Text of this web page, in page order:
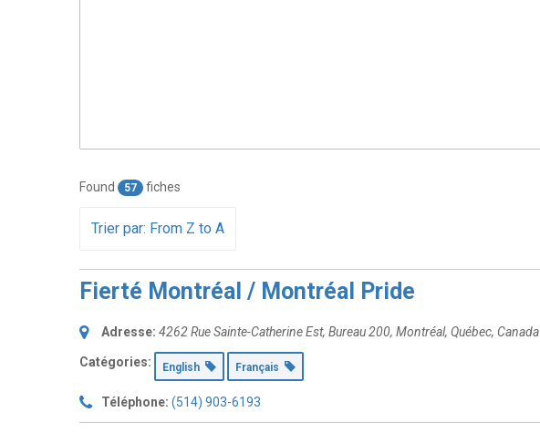
Found 57 fiches
Trier par: From Z to A
Fierté Montréal / Montréal Pride
Adresse: 4262 Rue Sainte-Catherine Est, Bureau 200, Montréal, Québec, Canada
Catégories: English Français
Téléphone: (514) 903-6193